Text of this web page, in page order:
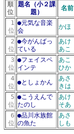
順
位
題名（小２課
題）
名前
1
位
●元気な音楽
会
かほ
2
位
●今がんばっ
ている
あけ
あこ
3
位
●フェイスペ
インテ
あこ
ひか
4
位
●としょかん
あさ
きは
5
位
●こうえんで
たのし
あけ
そあ
6
位
●品川水族館
の魚た
あさ
しも